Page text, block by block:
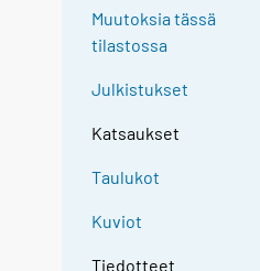
Muutoksia tässä
tilastossa
Julkistukset
Katsaukset
Taulukot
Kuviot
Tiedotteet